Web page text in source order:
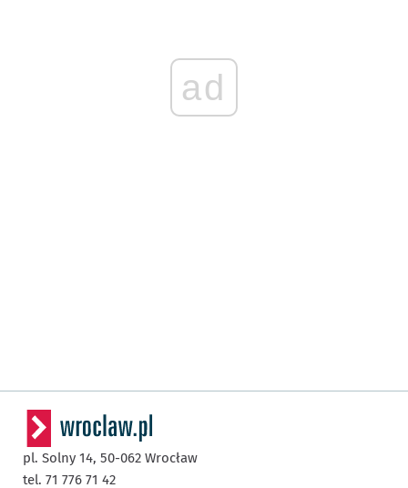
ad
pl. Solny 14, 50-062 Wrocław
tel. 71 776 71 42